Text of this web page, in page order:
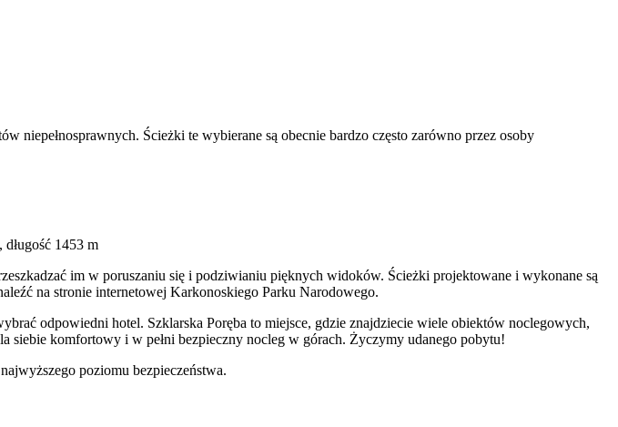
niepełnosprawnych. Ścieżki te wybierane są obecnie bardzo często zarówno przez osoby
1453 m
im w poruszaniu się i podziwianiu pięknych widoków. Ścieżki projektowane i wykonane są
na stronie internetowej Karkonoskiego Parku Narodowego.
odpowiedni hotel. Szklarska Poręba to miejsce, gdzie znajdziecie wiele obiektów noclegowych,
siebie komfortowy i w pełni bezpieczny nocleg w górach. Życzymy udanego pobytu!
poziomu bezpieczeństwa.